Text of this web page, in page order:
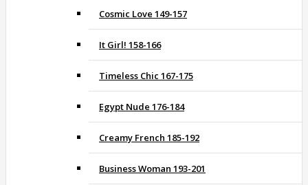
Cosmic Love 149-157
It Girl! 158-166
Timeless Chic 167-175
Egypt Nude 176-184
Creamy French 185-192
Business Woman 193-201